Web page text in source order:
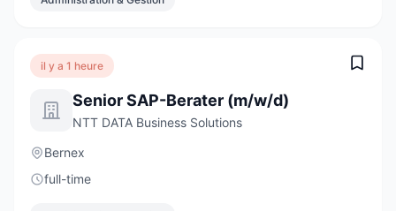
il y a 1 heure
Senior SAP-Berater (m/w/d)
NTT DATA Business Solutions
Bernex
full-time